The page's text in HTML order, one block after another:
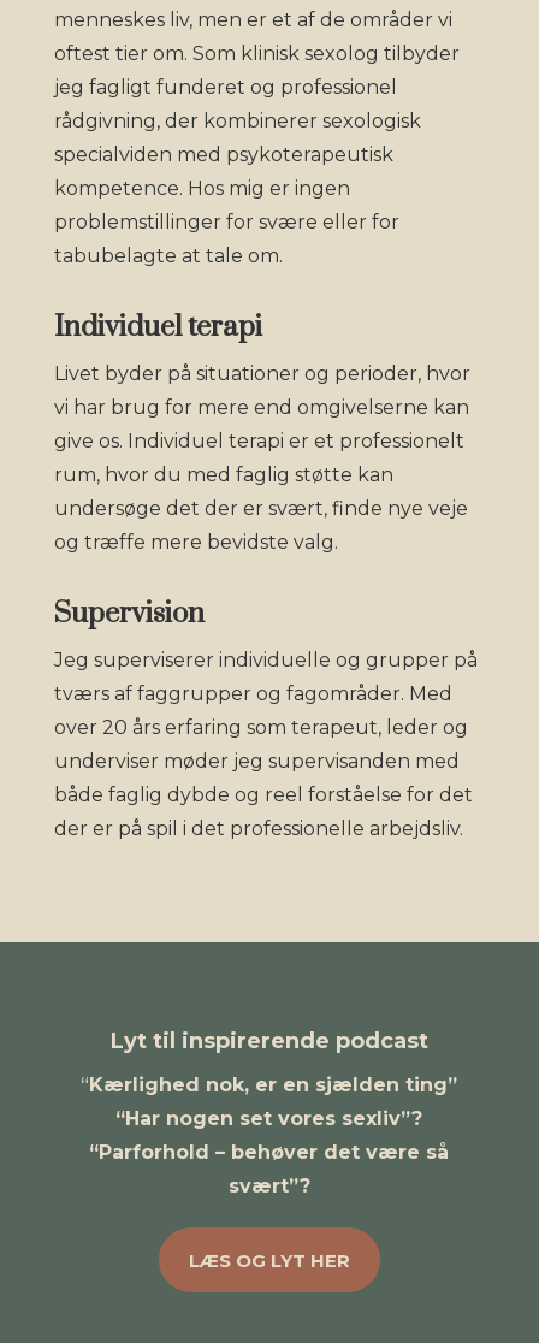
menneskes liv, men er et af de områder vi
oftest tier om. Som klinisk sexolog tilbyder
jeg fagligt funderet og professionel
rådgivning, der kombinerer sexologisk
specialviden med psykoterapeutisk
kompetence. Hos mig er ingen
problemstillinger for svære eller for
tabubelagte at tale om.
Individuel terapi
Livet byder på situationer og perioder, hvor
vi har brug for mere end omgivelserne kan
give os. Individuel terapi er et professionelt
rum, hvor du med faglig støtte kan
undersøge det der er svært, finde nye veje
og træffe mere bevidste valg.
Supervision
Jeg superviserer individuelle og grupper på
tværs af faggrupper og fagområder. Med
over 20 års erfaring som terapeut, leder og
underviser møder jeg supervisanden med
både faglig dybde og reel forståelse for det
der er på spil i det professionelle arbejdsliv.
Lyt til inspirerende podcast
“ Kærlighed nok, er en sjælden ting”
“Har nogen set vores sexliv”?
“Parforhold – behøver det være så
svært”?
LÆS OG LYT HER